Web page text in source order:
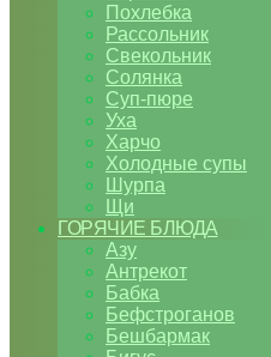
Похлебка
Рассольник
Свекольник
Солянка
Суп-пюре
Уха
Харчо
Холодные супы
Шурпа
Щи
ГОРЯЧИЕ БЛЮДА
Азу
Антрекот
Бабка
Бефстроганов
Бешбармак